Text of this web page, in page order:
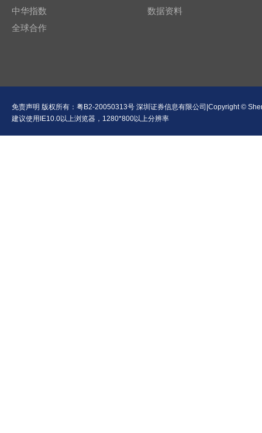
中华指数
全球合作
数据资料
免责声明 版权所有： 粤B2-20050313号 深圳证券信息有限公司|Copyright ©
建议使用IE10.0以上浏览器，1280*800以上分辨率